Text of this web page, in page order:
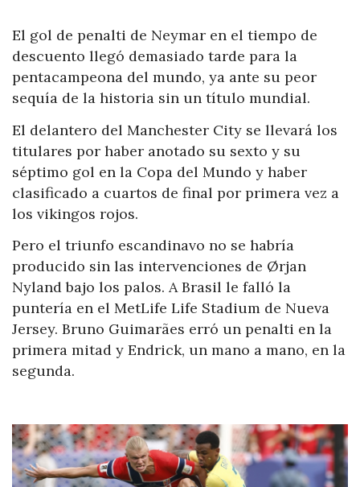
El gol de penalti de Neymar en el tiempo de
descuento llegó demasiado tarde para la
pentacampeona del mundo, ya ante su peor
sequía de la historia sin un título mundial.
El delantero del Manchester City se llevará los
titulares por haber anotado su sexto y su
séptimo gol en la Copa del Mundo y haber
clasificado a cuartos de final por primera vez a
los vikingos rojos.
Pero el triunfo escandinavo no se habría
producido sin las intervenciones de Ørjan
Nyland bajo los palos. A Brasil le falló la
puntería en el MetLife Life Stadium de Nueva
Jersey. Bruno Guimarães erró un penalti en la
primera mitad y Endrick, un mano a mano, en la
segunda.